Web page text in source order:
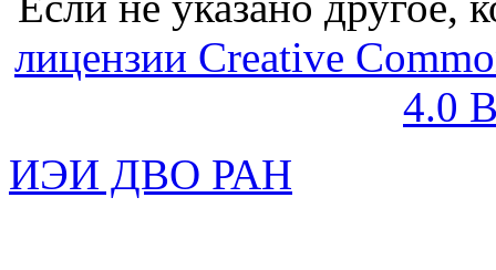
лицензии Creative
4.0
ИЭИ ДВО РАН